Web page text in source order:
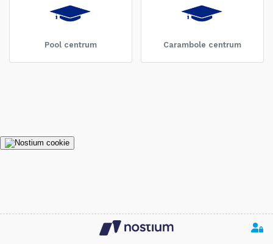
Pool centrum Carambole centrum